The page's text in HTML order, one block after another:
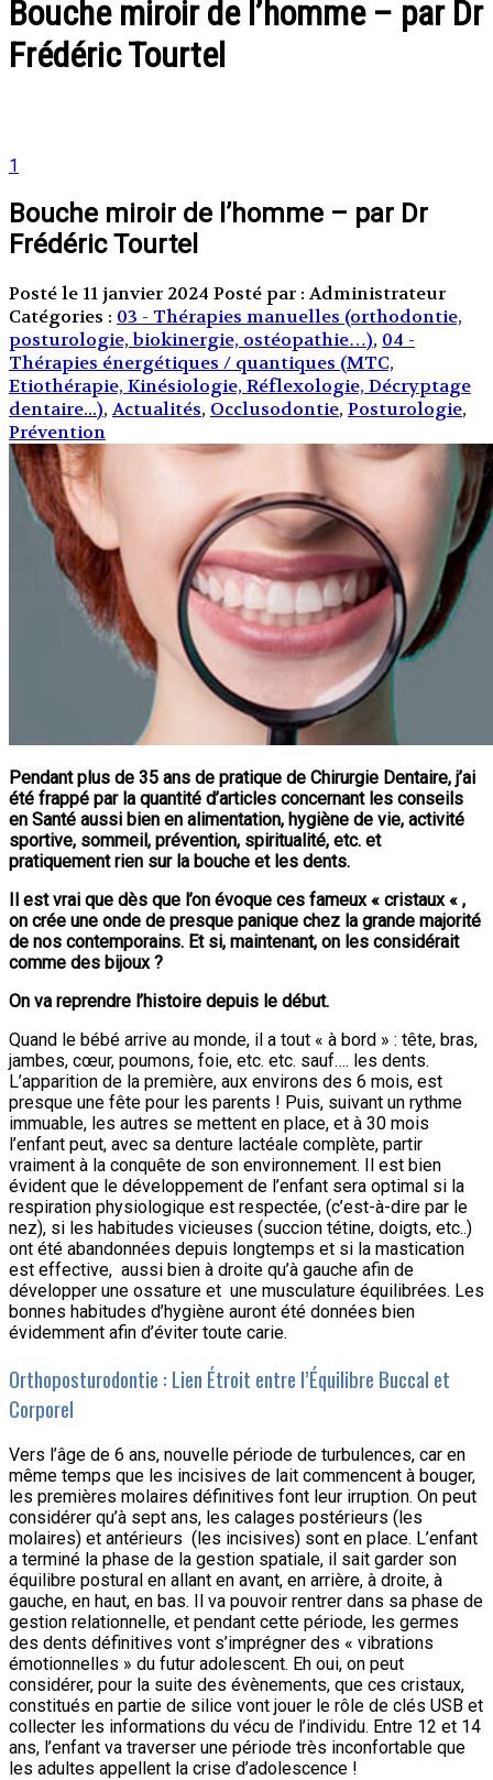
Bouche miroir de l’homme – par Dr
Frédéric Tourtel
1
Bouche miroir de l’homme – par Dr
Frédéric Tourtel
Posté le 11 janvier 2024 Posté par : Administrateur
Catégories : 03 - Thérapies manuelles (orthodontie,
posturologie, biokinergie, ostéopathie…), 04 -
Thérapies énergétiques / quantiques (MTC,
Etiothérapie, Kinésiologie, Réflexologie, Décryptage
dentaire...),Actualités, Occlusodontie, Posturologie,
Prévention
Pendant plus de 35 ans de pratique de Chirurgie Dentaire, j’ai
été frappé par la quantité d’articles concernant les conseils
en Santé aussi bien en alimentation, hygiène de vie, activité
sportive, sommeil, prévention, spiritualité, etc. et
pratiquement rien sur la bouche et les dents.
Il est vrai que dès que l’on évoque ces fameux « cristaux « ,
on crée une onde de presque panique chez la grande majorité
de nos contemporains. Et si, maintenant, on les considérait
comme des bijoux ?
On va reprendre l’histoire depuis le début.
Quand le bébé arrive au monde, il a tout « à bord » : tête, bras,
jambes, cœur, poumons, foie, etc. etc. sauf…. les dents.
L’apparition de la première, aux environs des 6 mois, est
presque une fête pour les parents ! Puis, suivant un rythme
immuable, les autres se mettent en place, et à 30 mois
l’enfant peut, avec sa denture lactéale complète, partir
vraiment à la conquête de son environnement. Il est bien
évident que le développement de l’enfant sera optimal si la
respiration physiologique est respectée, (c’est-à-dire par le
nez), si les habitudes vicieuses (succion tétine, doigts, etc..)
ont été abandonnées depuis longtemps et si la mastication
est effective, aussi bien à droite qu’à gauche afin de
développer une ossature et une musculature équilibrées. Les
bonnes habitudes d’hygiène auront été données bien
évidemment afin d’éviter toute carie.
Orthoposturodontie : Lien Étroit entre l’Équilibre Buccal et
Corporel
Vers l’âge de 6 ans, nouvelle période de turbulences, car en
même temps que les incisives de lait commencent à bouger,
les premières molaires définitives font leur irruption. On peut
considérer qu’à sept ans, les calages postérieurs (les
molaires) et antérieurs (les incisives) sont en place. L’enfant
a terminé la phase de la gestion spatiale, il sait garder son
équilibre postural en allant en avant, en arrière, à droite, à
gauche, en haut, en bas. Il va pouvoir rentrer dans sa phase de
gestion relationnelle, et pendant cette période, les germes
des dents définitives vont s’imprégner des « vibrations
émotionnelles » du futur adolescent. Eh oui, on peut
considérer, pour la suite des évènements, que ces cristaux,
constitués en partie de silice vont jouer le rôle de clés USB et
collecter les informations du vécu de l’individu. Entre 12 et 14
ans, l’enfant va traverser une période très inconfortable que
les adultes appellent la crise d’adolescence !